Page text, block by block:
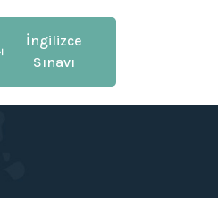
İngilizce
Sınavı